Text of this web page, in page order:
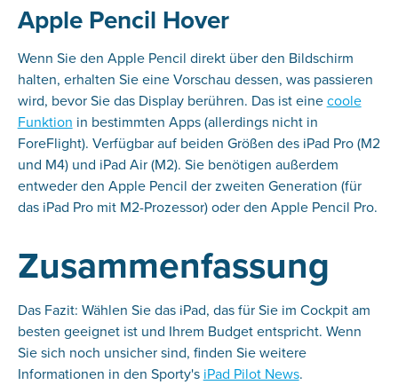
Apple Pencil Hover
Wenn Sie den Apple Pencil direkt über den Bildschirm
halten, erhalten Sie eine Vorschau dessen, was passieren
wird, bevor Sie das Display berühren. Das ist einecoole
Funktion in bestimmten Apps (allerdings nicht in
ForeFlight). Verfügbar auf beiden Größen des iPad Pro (M2
und M4) und iPad Air (M2). Sie benötigen außerdem
entweder den Apple Pencil der zweiten Generation (für
das iPad Pro mit M2-Prozessor) oder den Apple Pencil Pro.
Zusammenfassung
Das Fazit: Wählen Sie das iPad, das für Sie im Cockpit am
besten geeignet ist und Ihrem Budget entspricht. Wenn
Sie sich noch unsicher sind, finden Sie weitere
Informationen in den Sporty's iPad Pilot News.